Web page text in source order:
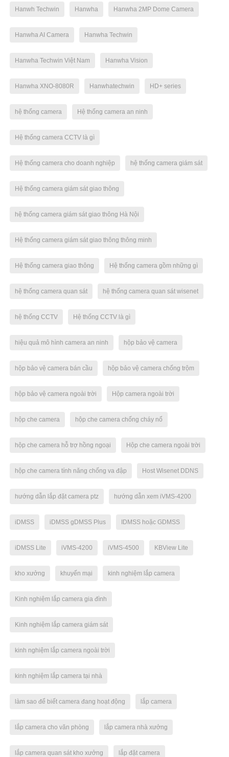
Hanwh Techwin Hanwha Hanwha 2MP Dome Camera
Hanwha AI Camera Hanwha Techwin
Hanwha Techwin Việt Nam Hanwha Vision
Hanwha XNO-8080R Hanwhatechwin HD+ series
hệ thống camera Hệ thống camera an ninh
Hệ thống camera CCTV là gì
Hệ thống camera cho doanh nghiệp hệ thống camera giám sát
Hệ thống camera giám sát giao thông
hệ thống camera giám sát giao thông Hà Nội
Hệ thống camera giám sát giao thông thông minh
Hệ thống camera giao thông Hệ thống camera gồm những gì
hệ thống camera quan sát hệ thống camera quan sát wisenet
hệ thống CCTV Hệ thống CCTV là gì
hiệu quả mô hình camera an ninh hộp bảo vệ camera
hộp bảo vệ camera bán cầu hộp bảo vệ camera chống trộm
hộp bảo vệ camera ngoài trời Hộp camera ngoài trời
hộp che camera hộp che camera chống cháy nổ
hộp che camera hỗ trợ hồng ngoại Hộp che camera ngoài trời
hộp che camera tính năng chống va đập Host Wisenet DDNS
hướng dẫn lắp đặt camera ptz hướng dẫn xem iVMS-4200
iDMSS iDMSS gDMSS Plus IDMSS hoặc GDMSS
iDMSS Lite iVMS-4200 iVMS-4500 KBView Lite
kho xưởng khuyến mại kinh nghiệm lắp camera
Kinh nghiệm lắp camera gia đình
Kinh nghiệm lắp camera giám sát
kinh nghiệm lắp camera ngoài trời
kinh nghiệm lắp camera tại nhà
làm sao để biết camera đang hoạt động lắp camera
lắp camera cho văn phòng lắp camera nhà xưởng
lắp camera quan sát kho xưởng lắp đặt camera